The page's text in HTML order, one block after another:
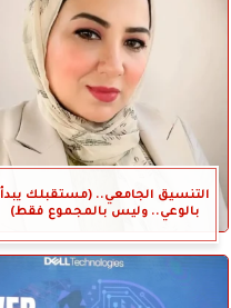
التنسيق الجامعي.. (مستقبلك يبدأ
بالوعي.. وليس بالمجموع فقط)